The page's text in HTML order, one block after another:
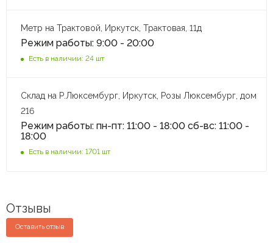
Метр на Трактовой, Иркутск, Трактовая, 11д
Режим работы: 9:00 - 20:00
Есть в наличии: 24 шт
Склад на Р.Люксембург, Иркутск, Розы Люксембург, дом
216
Режим работы: пн-пт: 11:00 - 18:00 сб-вс: 11:00 -
18:00
Есть в наличии: 1701 шт
Отзывы
Оставить отзыв